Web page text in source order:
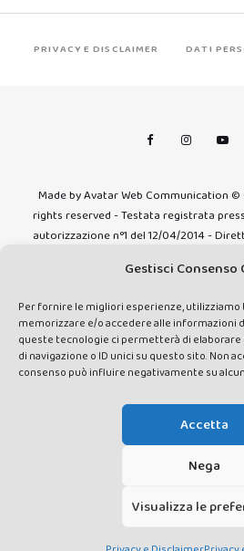
Gestisci Consenso
Per fornire le migliori esperienze,
memorizzare e/o accedere alle informazioni
queste tecnologie ci permetterà di
di navigazione o ID unici su questo sito. Non
consenso può influire negativamente su
Accetta
Nega
Visualizza le
PRIVACY E DISCLAIMER DATI
Made by Avatar Web Communication
rights reserved - Testata registrata
autorizzazione n°1 del 12/04/2014 -
Media Srl – P.IVA e C.F.
10, Torrita di Siena (SI) - Iscrizione al
Comunicazione n.24374